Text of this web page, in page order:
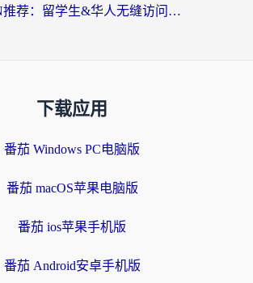
海外VPN推荐：留学生&华人无缝访问国内资源的避坑指南
下载应用
番茄 Windows PC电脑版
番茄 macOS苹果电脑版
番茄 ios苹果手机版
番茄 Android安卓手机版